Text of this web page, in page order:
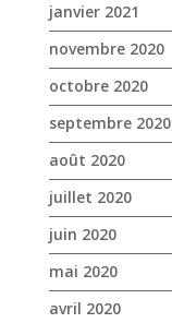
janvier 2021
novembre 2020
octobre 2020
septembre 2020
août 2020
juillet 2020
juin 2020
mai 2020
avril 2020